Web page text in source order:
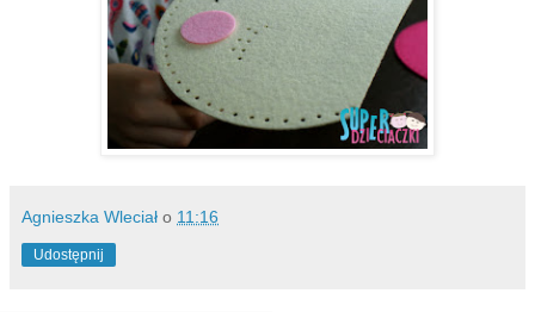
Agnieszka Wleciał o 11:16
Udostępnij